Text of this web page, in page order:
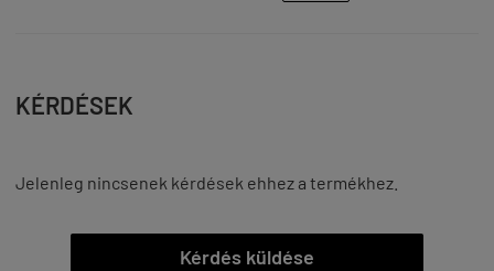
KÉRDÉSEK
Jelenleg nincsenek kérdések ehhez a termékhez.
Kérdés küldése